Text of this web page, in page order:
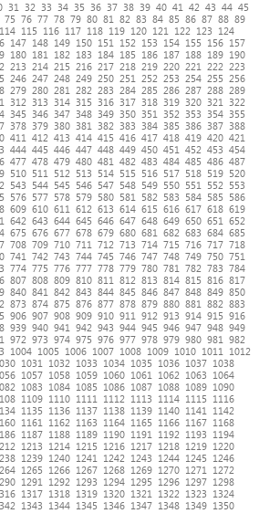
31 32 33 34 35 36 37 38 39 40 41 42 43 44 45
75 76 77 78 79 80 81 82 83 84 85 86 87 88 89
114 115 116 117 118 119 120 121 122 123
124
147 148 149 150 151 152 153 154 155 156 157
180 181 182 183 184 185 186 187 188 189 190
213 214 215 216 217 218 219 220 221 222
223
246 247 248 249 250 251 252 253 254 255
256
279 280 281 282 283 284 285 286 287 288 289
312 313 314 315 316 317 318 319 320 321
322
345 346 347 348 349 350 351 352 353 354 355
378 379 380 381 382 383 384 385 386 387 388
411 412 413 414 415 416 417 418 419 420 421
444 445 446 447 448 449 450 451 452 453 454
477 478 479 480 481 482 483 484 485 486 487
510 511 512 513 514 515 516 517 518 519 520
543 544 545 546 547 548 549 550 551 552
553
576 577 578 579 580 581 582 583 584 585
586
609 610 611 612 613 614 615 616 617 618 619
642 643 644 645 646 647 648 649 650 651
652
675 676 677 678 679 680 681 682 683 684 685
708 709 710 711 712 713 714 715 716 717 718
741 742 743 744 745 746 747 748 749 750 751
774 775 776 777 778 779 780 781 782 783 784
807 808 809 810 811 812 813 814 815 816 817
840 841 842 843 844 845 846 847 848 849 850
873 874 875 876 877 878 879 880 881 882 883
906 907 908 909 910 911 912 913 914 915 916
939 940 941 942 943 944 945 946 947 948 949
972 973 974 975 976 977 978 979 980 981
982
1004 1005 1006 1007 1008 1009 1010 1011
1012
1031 1032 1033 1034 1035 1036 1037 1038
1057 1058 1059 1060 1061 1062 1063
1064
1083 1084 1085 1086 1087 1088 1089 1090
1109 1110 1111 1112 1113 1114 1115
1116
1135 1136 1137 1138 1139 1140 1141
1142
1161 1162 1163 1164 1165 1166 1167 1168
1187 1188 1189 1190 1191 1192 1193
1194
1213 1214 1215 1216 1217 1218 1219 1220
1239 1240 1241 1242 1243 1244 1245
1246
1265 1266 1267 1268 1269 1270 1271
1272
1291 1292 1293 1294 1295 1296 1297 1298
1317 1318 1319 1320 1321 1322 1323
1324
1343 1344 1345 1346 1347 1348 1349 1350